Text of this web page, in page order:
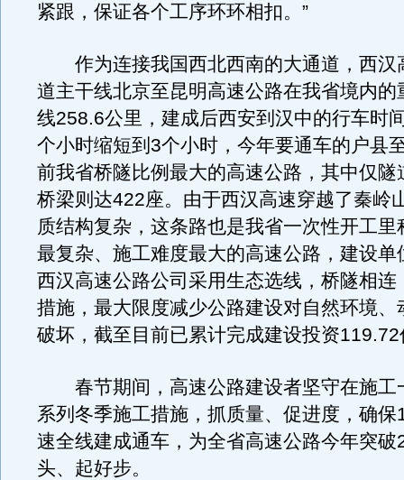
紧跟，保证各个工序环环相扣。”
作为连接我国西北西南的大通道，西汉
道主干线北京至昆明高速公路在我省境内的
线258.6公里，建成后西安到汉中的行车时
个小时缩短到3个小时，今年要通车的户县
前我省桥隧比例最大的高速公路，其中仅隧
桥梁则达422座。由于西汉高速穿越了秦岭
质结构复杂，这条路也是我省一次性开工里
最复杂、施工难度最大的高速公路，建设单
西汉高速公路公司采用生态选线，桥隧相连
措施，最大限度减少公路建设对自然环境、
破坏，截至目前已累计完成建设投资
春节期间，高速公路建设者坚守在施工
系列冬季施工措施，抓质量、促进度，确保
速全线建成通车，为全省高速公路今年突
头、起好步。